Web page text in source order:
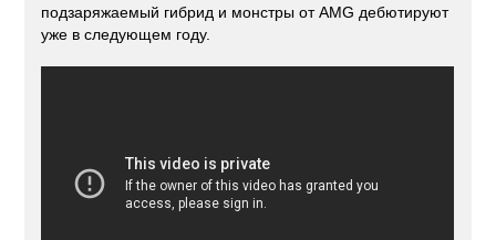
подзаряжаемый гибрид и монстры от AMG дебютируют
уже в следующем году.